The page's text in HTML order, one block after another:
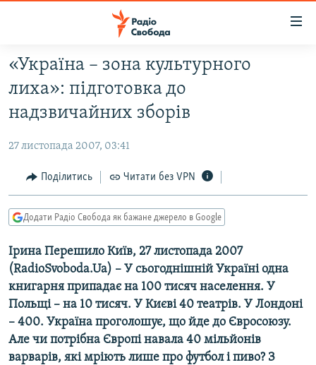
Перейти
основного
матеріалу
до
навігації
Перейти
до
РАДІО СВОБОДА – 70 РОКІВ
ПОЛІТИКА
ЕКОНОМІКА
КУЛЬТУРА
СПОРТ
СВІТ
ВІЙНА
РОСІЙСЬКА «ФІЛЬТРАЦІЯ»
КРИМ.РЕАЛІЇ
ТИ ЯК?
СХЕМИ
КИТАЙ.ВИКЛИКИ
МУЛЬТИМЕДІА
ФОТО
«Україна – зона культурного
лиха»: підготовка до
надзвичайних зборів
27 листопада 2007, 03:41
Поділитись Читати без VPN
Додати Радіо Свобода як бажане джерело в Google
Ірина Перешило Київ, 27 листопада 2007
(RadioSvoboda.Ua) – У сьогоднішній Україні одна
книгарня припадає на 100 тисяч населення. У
Польщі – на 10 тисяч. У Києві 40 театрів. У Лондоні
– 400. Україна проголошує, що йде до Євросоюзу.
Але чи потрібна Європі навала 40 мільйонів
варварів, які мріють лише про футбол і пиво? З